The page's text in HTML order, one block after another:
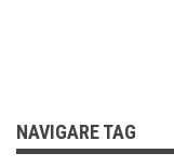
NAVIGARE TAG